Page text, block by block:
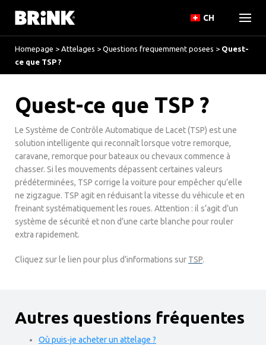
CH
Homepage > Attelages > Questions frequemment posees > Quest-
ce que TSP ?
Quest-ce que TSP ?
Le Système de Contrôle Automatique de Lacet (TSP) est une
solution intelligente qui reconnaît lorsque votre remorque,
caravane, remorque pour bateaux ou chevaux commence à
chasser. Si les mouvements dépassent certaines valeurs
prédéterminées, TSP corrige la voiture pour empêcher qu’elle
ne zigzague. TSP agit en réduisant la vitesse du véhicule et en
freinant systématiquement les roues. Attention : il s’agit d’un
système de sécurité et non d’une carte blanche pour rouler
extra rapidement.
Cliquez sur le lien pour plus d’informations sur TSP.
Autres questions fréquentes
Où puis-je acheter un attelage ?